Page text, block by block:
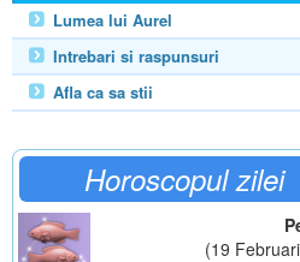
Lumea lui Aurel
Intrebari si raspunsuri
Afla ca sa stii
Horoscopul zilei
(19